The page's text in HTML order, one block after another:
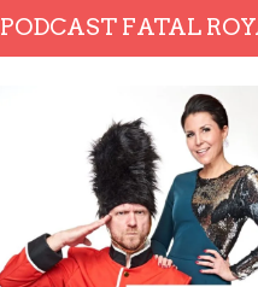
PODCAST FATAL